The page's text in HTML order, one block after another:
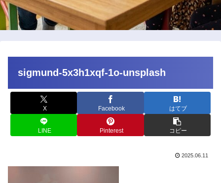
sigmund-5x3h1xqf-1o-unsplash
X Facebook はてブ
LINE Pinterest コピー
2025.06.11